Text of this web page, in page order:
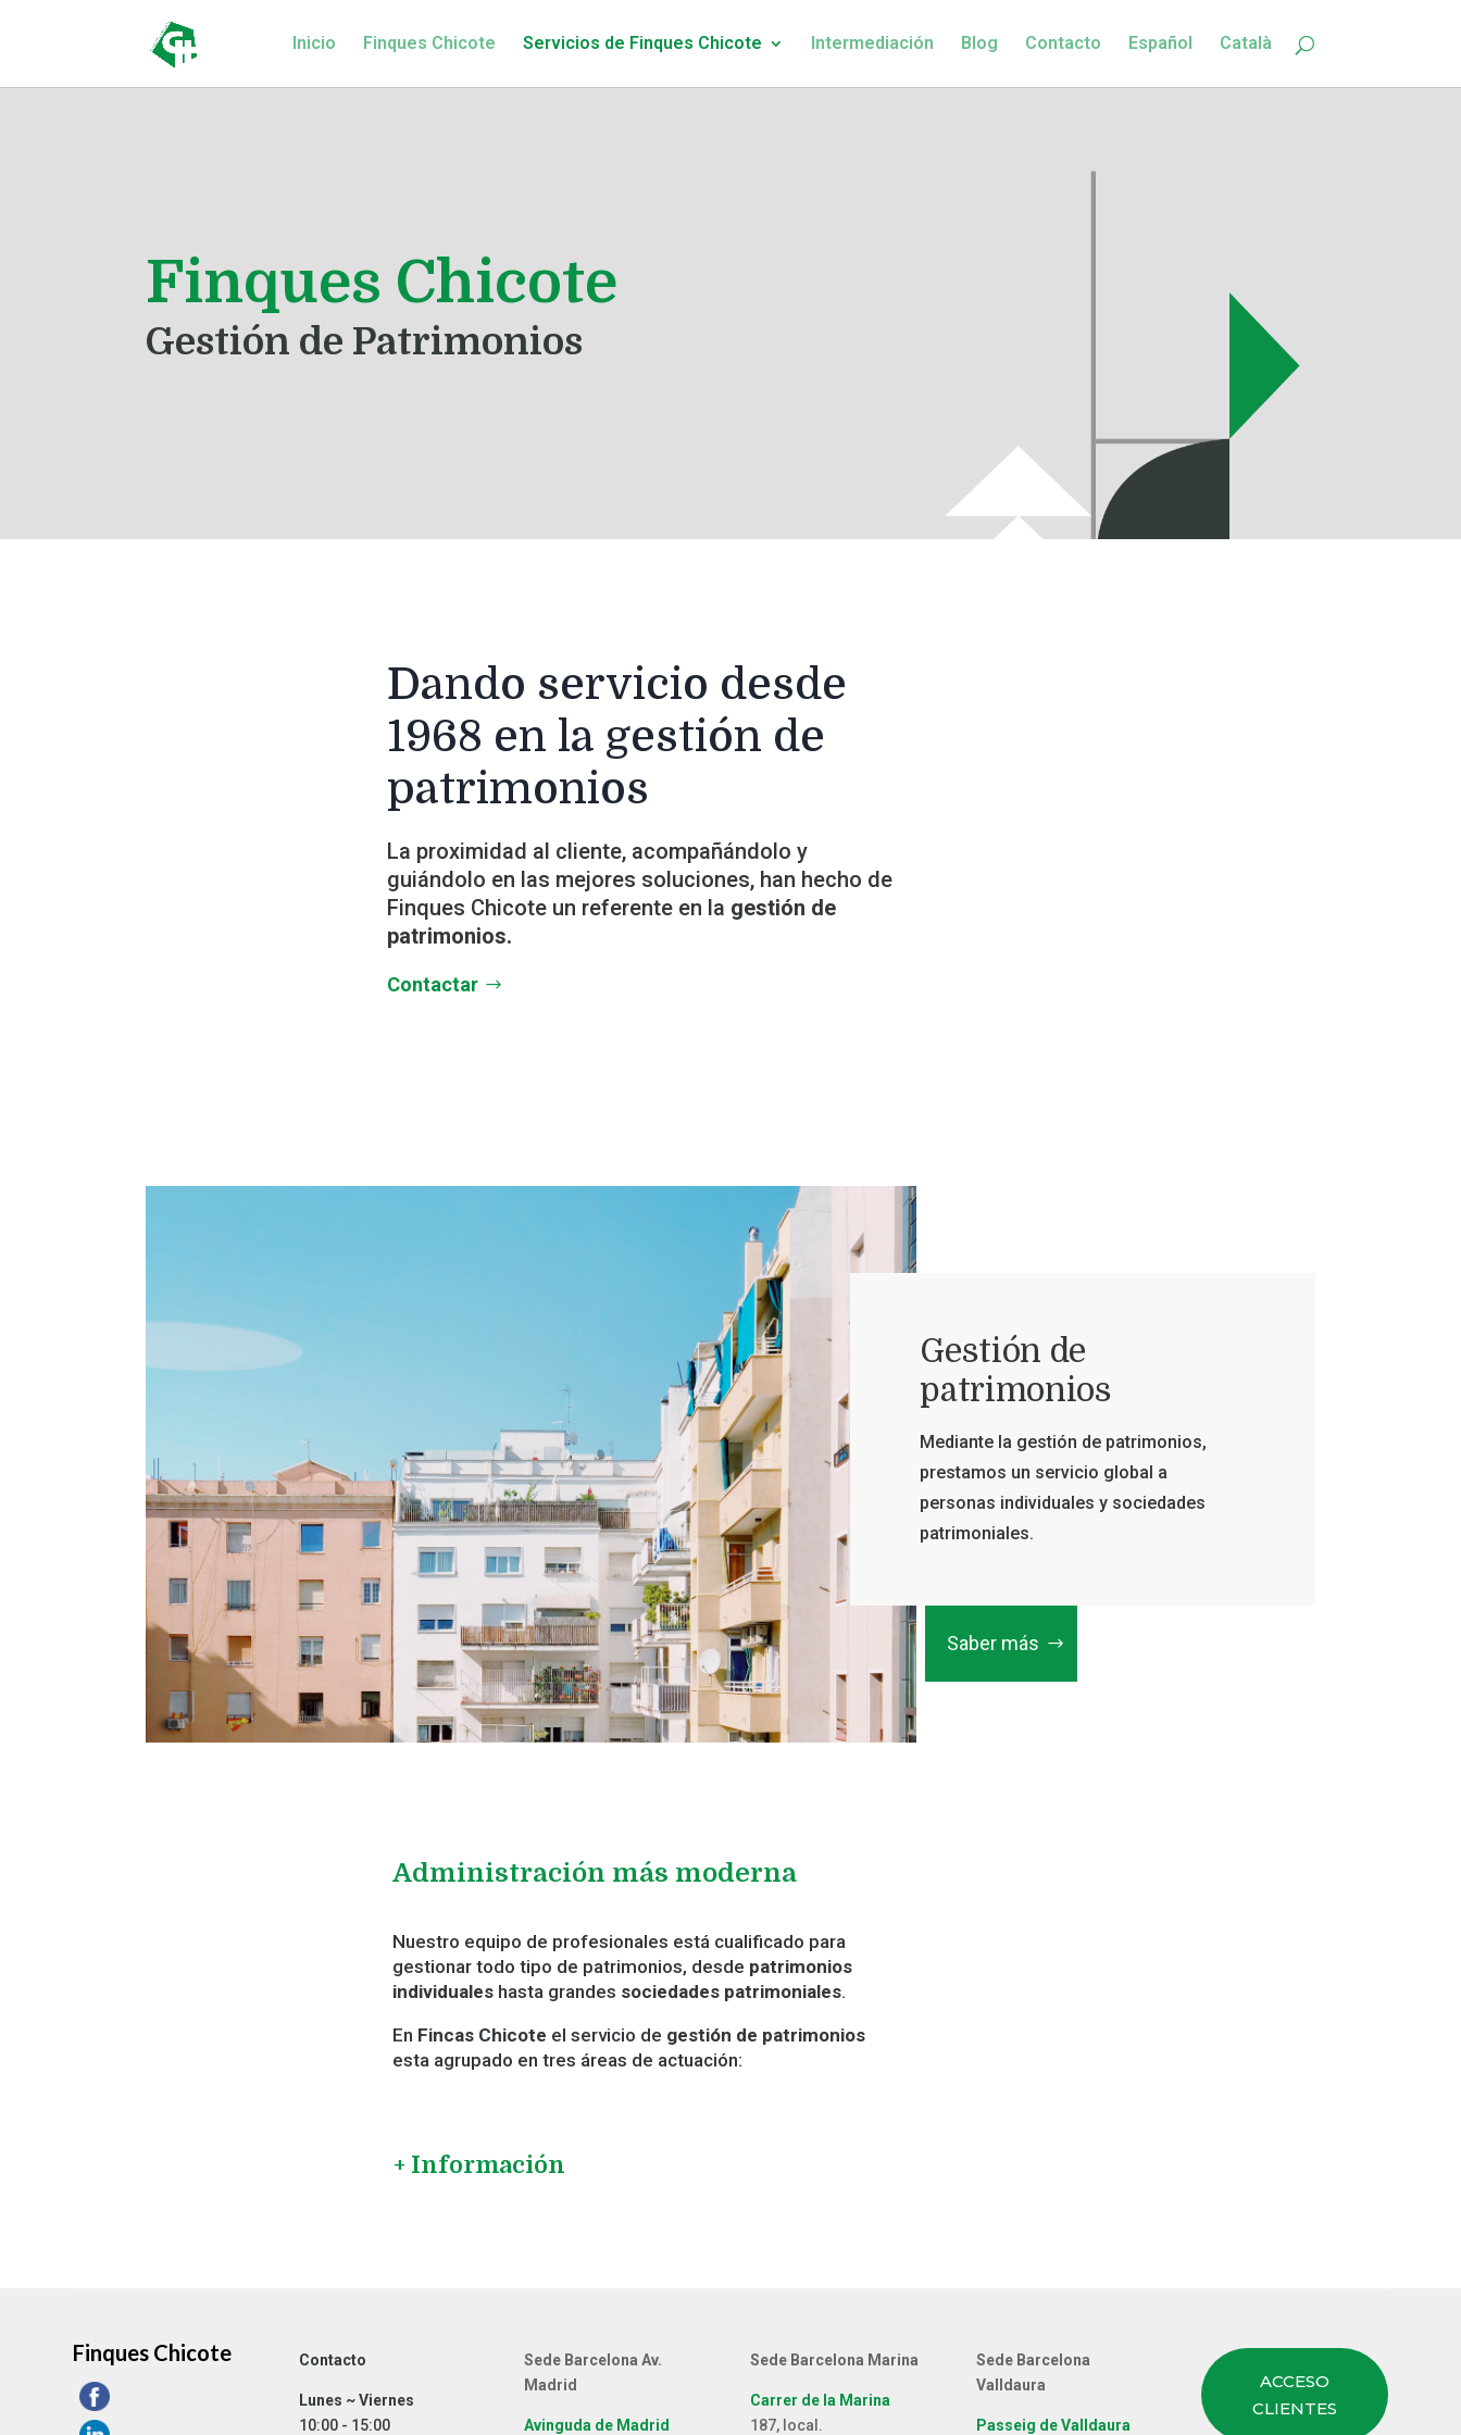
Inicio Finques Chicote Servicios de Finques Chicote Intermediación Blog Contacto Español Català
Finques Chicote
Gestión de Patrimonios
Dando servicio desde
1968 en la gestión de
patrimonios
La proximidad al cliente, acompañándolo y
guiándolo en las mejores soluciones, han hecho de
Finques Chicote un referente en la gestión de
patrimonios.
Contactar
Gestión de
patrimonios
Mediante la gestión de patrimonios,
prestamos un servicio global a
personas individuales y sociedades
patrimoniales.
Saber más
Administración más moderna
Nuestro equipo de profesionales está cualificado para
gestionar todo tipo de patrimonios, desde patrimonios
individuales hasta grandes sociedades patrimoniales.
En Fincas Chicote el servicio de gestión de patrimonios
esta agrupado en tres áreas de actuación:
+ Información
Finques Chicote Contacto
Lunes ~ Viernes
10:00 - 15:00
Sede Barcelona Av.
Madrid
Avinguda de Madrid
Sede Barcelona Marina
Carrer de la Marina
187, local.
Sede Barcelona
Valldaura
Passeig de Valldaura
ACCESO
CLIENTES